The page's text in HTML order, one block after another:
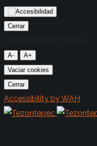
Cerrar
A-
A+
Vaciar cookies
Cerrar
Accessibility by WAH